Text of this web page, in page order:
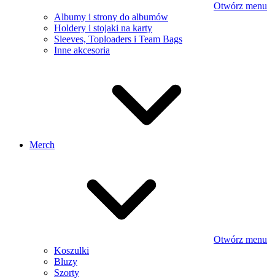
Otwórz menu
Albumy i strony do albumów
Holdery i stojaki na karty
Sleeves, Toploaders i Team Bags
Inne akcesoria
Merch
Otwórz menu
Koszulki
Bluzy
Szorty